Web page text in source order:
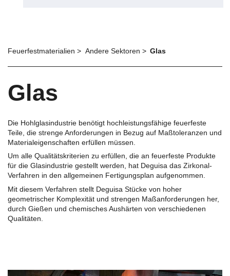
Feuerfestmaterialien Andere Sektoren Glas
Glas
Die Hohlglasindustrie benötigt hochleistungsfähige feuerfeste
Teile, die strenge Anforderungen in Bezug auf Maßtoleranzen und
Materialeigenschaften erfüllen müssen.
Um alle Qualitätskriterien zu erfüllen, die an feuerfeste Produkte
für die Glasindustrie gestellt werden, hat Deguisa das Zirkonal-
Verfahren in den allgemeinen Fertigungsplan aufgenommen.
Mit diesem Verfahren stellt Deguisa Stücke von hoher
geometrischer Komplexität und strengen Maßanforderungen her,
durch Gießen und chemisches Aushärten von verschiedenen
Qualitäten.